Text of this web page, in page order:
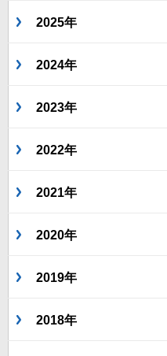
2025年
2024年
2023年
2022年
2021年
2020年
2019年
2018年